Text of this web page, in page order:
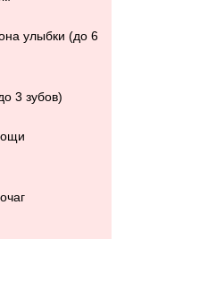
улыбки (до 6
3 зубов)